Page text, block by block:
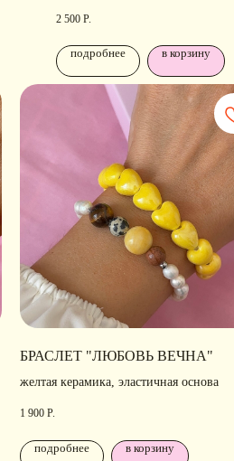
2 500 Р.
подробнее в корзину
БРАСЛЕТ "ЛЮБОВЬ ВЕЧНА"
желтая керамика, эластичная основа
1 900 Р.
подробнее в корзину
о новых